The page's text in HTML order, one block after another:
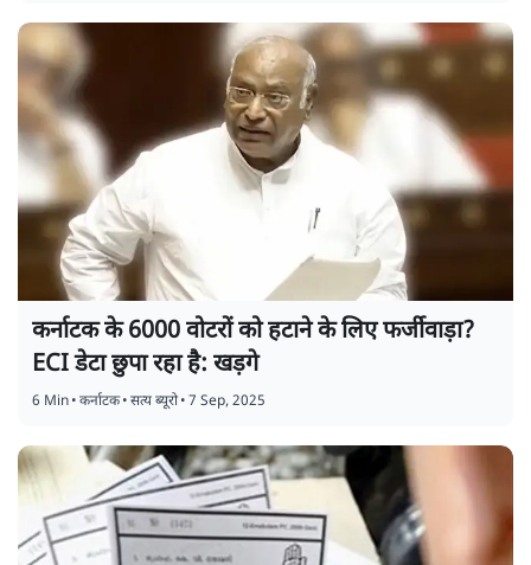
कर्नाटक के 6000 वोटरों को हटाने के लिए फर्जीवाड़ा?
ECI डेटा छुपा रहा है: खड़गे
6 Min•कर्नाटक•सत्य ब्यूरो•7 Sep, 2025